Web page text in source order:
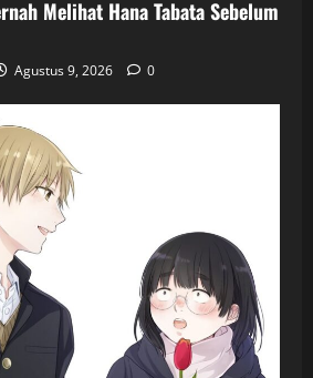
Melihat Hana Tabata Sebelum
Agustus 9, 2026 0